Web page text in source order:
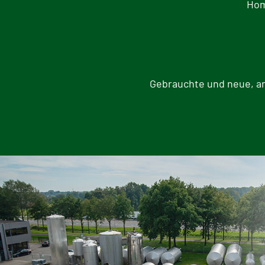
Gebrauchte und neue,